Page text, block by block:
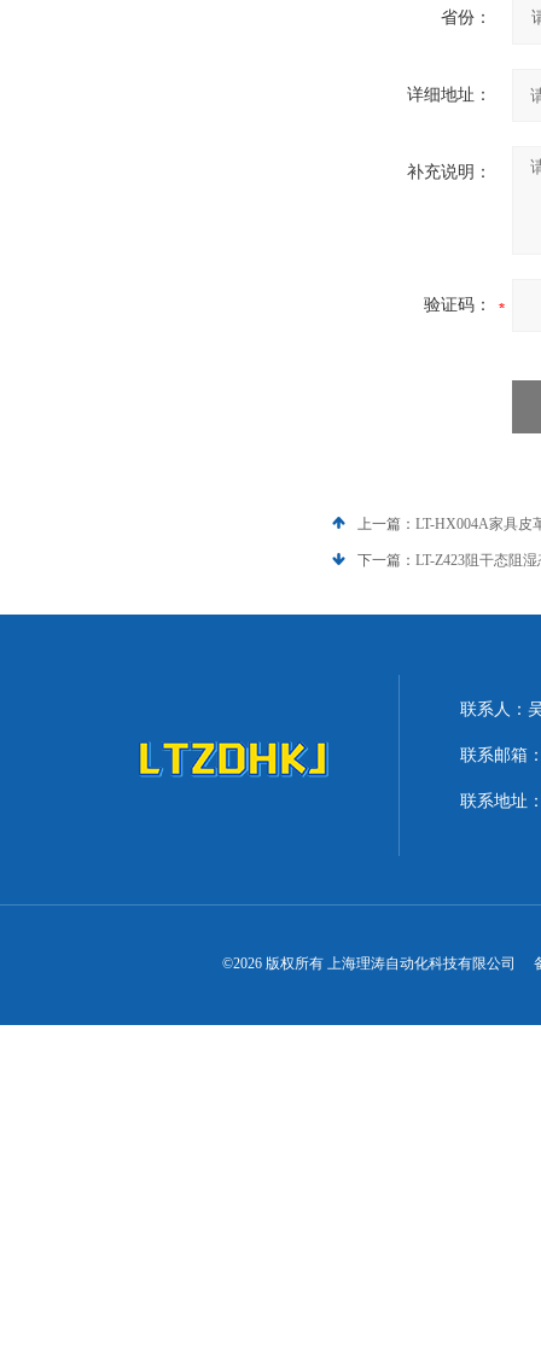
省份：
详细地址：
补充说明：
验证码：
上一篇： LT-HX004A家具皮
下一篇： LT-Z423阻干态阻
联系人：
联系邮箱
联系地址
©2026 版权所有 上海理涛自动化科技有限公司